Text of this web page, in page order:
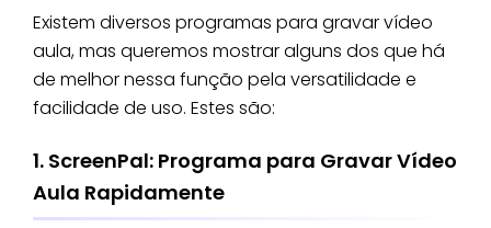
Existem diversos programas para gravar vídeo
aula, mas queremos mostrar alguns dos que há
de melhor nessa função pela versatilidade e
facilidade de uso. Estes são:
1. ScreenPal: Programa para Gravar Vídeo
Aula Rapidamente